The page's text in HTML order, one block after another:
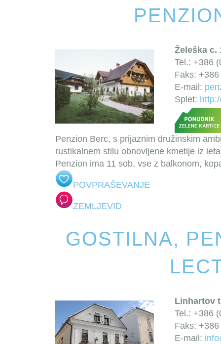
Želeška c.
Tel.: +386
Faks:
E-mail:
Splet:
Penzion Berc, s prijaznim družinskim
rustikalnem stilu obnovljene kmetije iz
Penzion ima 11 sob, vse z balkonom,
POVPRAŠEVANJE
ZEMLJEVID
GOSTILNA,
Linhartov
Tel.: +386
Faks:
E-mail: